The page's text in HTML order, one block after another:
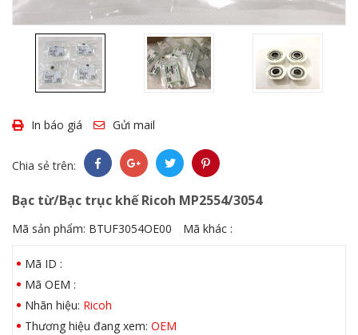
In báo giá Gửi mail
Chia sẻ trên:
Bạc từ/Bạc trục khế Ricoh MP2554/3054
Mã sản phẩm: BTUF3054OE00 Mã khác :
Mã ID :
Mã OEM :
Nhãn hiệu: Ricoh
Thương hiệu đang xem: OEM